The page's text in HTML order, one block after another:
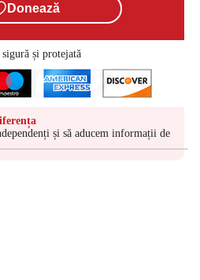
Donează
sigură și protejată
și să aducem informații de